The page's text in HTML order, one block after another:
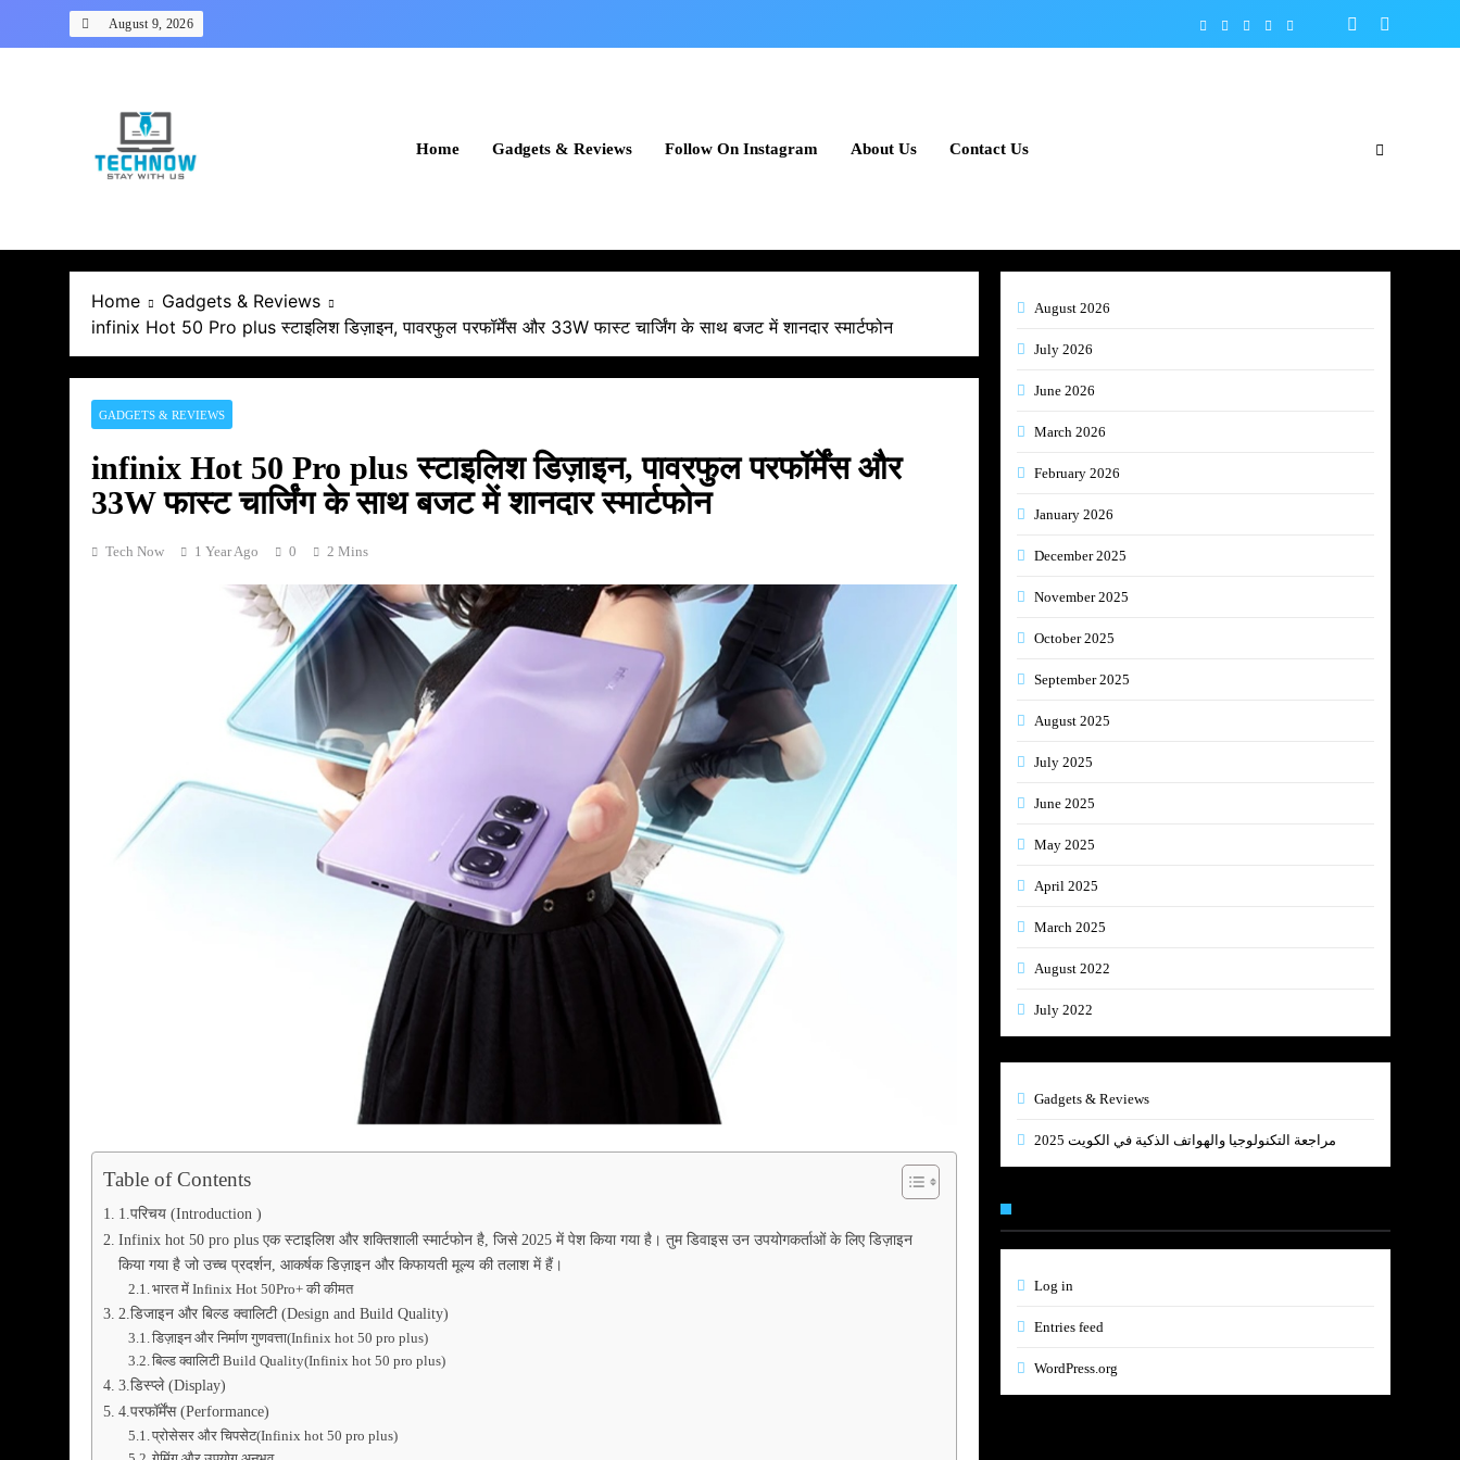
August 9, 2026
Home Gadgets & Reviews Follow On Instagram About Us Contact Us
Home
Gadgets & Reviews
infinix Hot 50 Pro plus स्टाइलिश डिज़ाइन, पावरफुल परफॉर्मेंस और 33W फास्ट चार्जिंग के साथ बजट में शानदार स्मार्टफोन
GADGETS & REVIEWS
infinix Hot 50 Pro plus स्टाइलिश डिज़ाइन, पावरफुल परफॉर्मेंस और
33W फास्ट चार्जिंग के साथ बजट में शानदार स्मार्टफोन
Tech Now 1 Year Ago 0 2 Mins
Table of Contents
1.परिचय (Introduction )
Infinix hot 50 pro plus एक स्टाइलिश और शक्तिशाली स्मार्टफोन है, जिसे 2025 में पेश किया गया है। तुम डिवाइस उन उपयोगकर्ताओं के लिए डिज़ाइन
किया गया है जो उच्च प्रदर्शन, आकर्षक डिज़ाइन और किफायती मूल्य की तलाश में हैं।
भारत में Infinix Hot 50Pro+ की कीमत
2.डिजाइन और बिल्ड क्वालिटी (Design and Build Quality)
डिज़ाइन और निर्माण गुणवत्ता(Infinix hot 50 pro plus)
बिल्ड क्वालिटी Build Quality(Infinix hot 50 pro plus)
3.डिस्प्ले (Display)
4.परफॉर्मेंस (Performance)
प्रोसेसर और चिपसेट(Infinix hot 50 pro plus)
August 2026
July 2026
June 2026
March 2026
February 2026
January 2026
December 2025
November 2025
October 2025
September 2025
August 2025
July 2025
June 2025
May 2025
April 2025
March 2025
August 2022
July 2022
Gadgets & Reviews
مراجعة التكنولوجيا والهواتف الذكية في الكويت 2025
Log in
Entries feed
WordPress.org